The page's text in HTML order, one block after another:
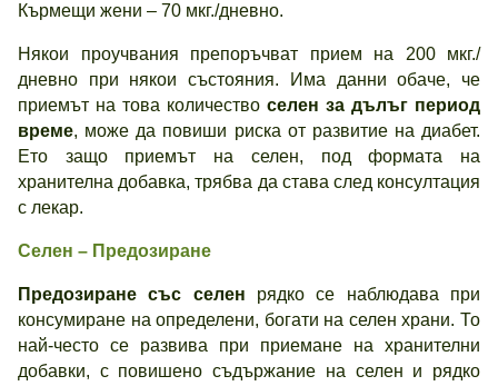
Кърмещи жени – 70 мкг./дневно.
Някои проучвания препоръчват прием на 200 мкг./
дневно при някои състояния. Има данни обаче, че
приемът на това количество селен за дълъг период
време, може да повиши риска от развитие на диабет.
Ето защо приемът на селен, под формата на
хранителна добавка, трябва да става след консултация
с лекар.
Селен – Предозиране
Предозиране със селен рядко се наблюдава при
консумиране на определени, богати на селен храни. То
най-често се развива при приемане на хранителни
добавки, с повишено съдържание на селен и рядко